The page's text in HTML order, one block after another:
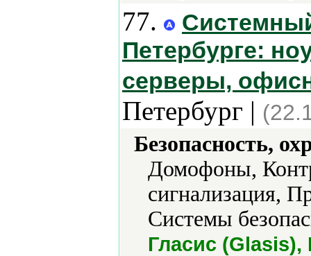
77.
Петербурге:
серверы,
Петербург |
Безопасность,
Домофоны,
сигнализация,
Системы
Гласис